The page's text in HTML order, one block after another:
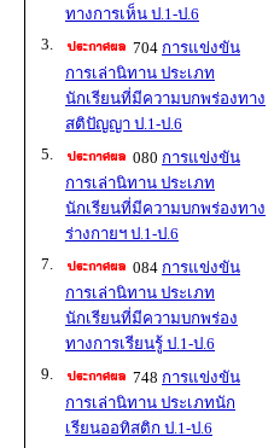
ทางการเห็น ป.1-ป.6
3.
704 การแข่งขัน
การเล่านิทาน ประเภท
นักเรียนที่มีความบกพร่องทาง
สติปัญญา ป.1-ป.6
5.
080 การแข่งขัน
การเล่านิทาน ประเภท
นักเรียนที่มีความบกพร่องทาง
ร่างกายฯ ป.1-ป.6
7.
084 การแข่งขัน
การเล่านิทาน ประเภท
นักเรียนที่มีความบกพร่อง
ทางการเรียนรู้ ป.1-ป.6
9.
748 การแข่งขัน
การเล่านิทาน ประเภทนัก
เรียนออทิสติก ป.1-ป.6